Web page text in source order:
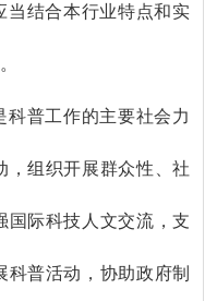
结合本行业特点和实
普工作的主要社会力
，组织开展群众性、社
国际科技人文交流，支
普活动，协助政府制